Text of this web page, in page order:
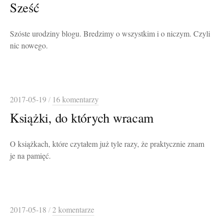
Sześć
Szóste urodziny blogu. Bredzimy o wszystkim i o niczym. Czyli
nic nowego.
2017-05-19/ 16 komentarzy
Książki, do których wracam
O książkach, które czytałem już tyle razy, że praktycznie znam
je na pamięć.
2017-05-18 /2 komentarze